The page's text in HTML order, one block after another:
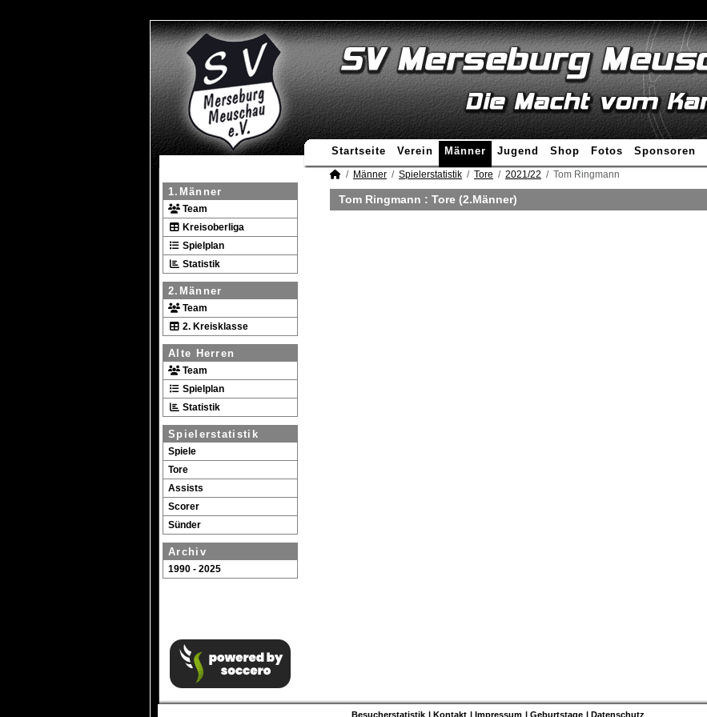
Startseite Verein Männer Jugend Shop Fotos Sponsoren
1.Männer
Team
Kreisoberliga
Spielplan
Statistik
2.Männer
Team
2. Kreisklasse
Alte Herren
Team
Spielplan
Statistik
Spielerstatistik
Spiele
Tore
Assists
Scorer
Sünder
Archiv
1990 - 2025
Männer Spielerstatistik Tore 2021/22 Tom Ringmann
Tom Ringmann : Tore (2.Männer)
Besucherstatistik Kontakt Impressum Geburtstage Datenschutz